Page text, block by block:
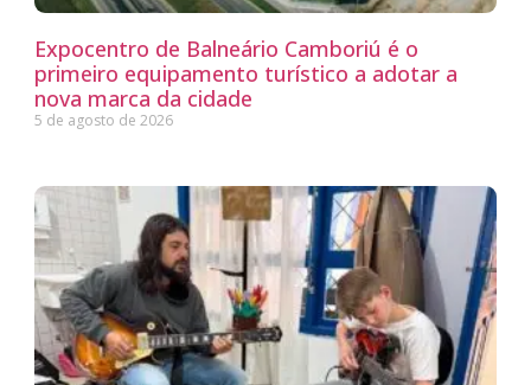
Expocentro de Balneário Camboriú é o
primeiro equipamento turístico a adotar a
nova marca da cidade
5 de agosto de 2026